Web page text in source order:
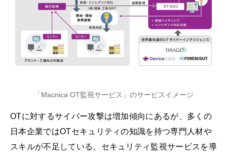
「Macnica OT監視サービス」のサービスイメージ
OTに対するサイバー攻撃は増加傾向にあるが、多くの
日本企業ではOTセキュリティの知識を持つ専門人材や
スキルが不足している。セキュリティ監視サービスを導